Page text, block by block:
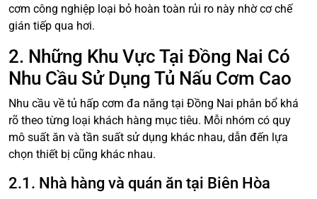
cơm công nghiệp loại bỏ hoàn toàn rủi ro này nhờ cơ chế
gián tiếp qua hơi.
2. Những Khu Vực Tại Đồng Nai Có
Nhu Cầu Sử Dụng Tủ Nấu Cơm Cao
Nhu cầu về tủ hấp cơm đa năng tại Đồng Nai phân bổ khá
rõ theo từng loại khách hàng mục tiêu. Mỗi nhóm có quy
mô suất ăn và tần suất sử dụng khác nhau, dẫn đến lựa
chọn thiết bị cũng khác nhau.
2.1. Nhà hàng và quán ăn tại Biên Hòa